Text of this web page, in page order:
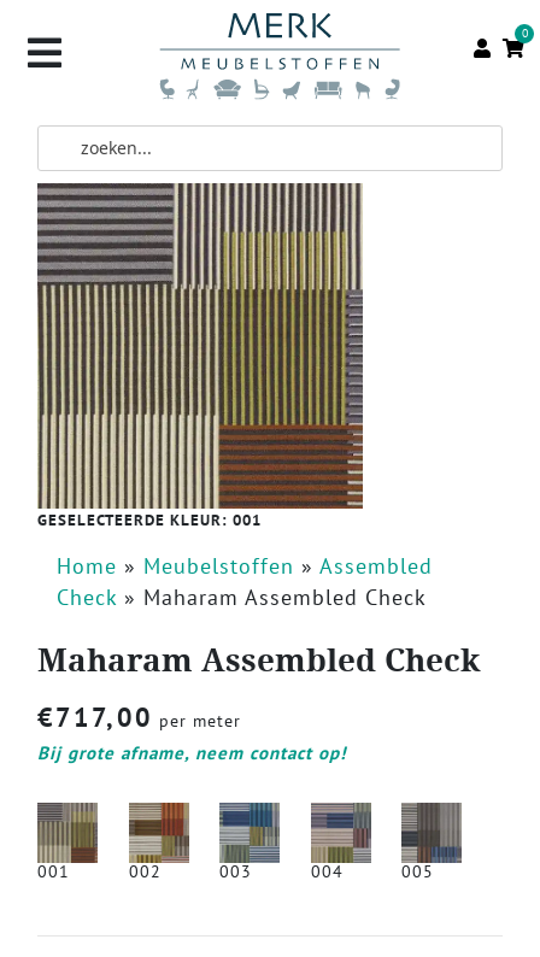
0
GESELECTEERDE KLEUR: 001
Home » Meubelstoffen » Assembled
Check » Maharam Assembled Check
Maharam Assembled Check
€717,00 per meter
Bij grote afname, neem contact op!
001 002 003 004 005